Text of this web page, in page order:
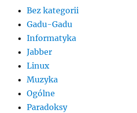
Bez kategorii
Gadu-Gadu
Informatyka
Jabber
Linux
Muzyka
Ogólne
Paradoksy